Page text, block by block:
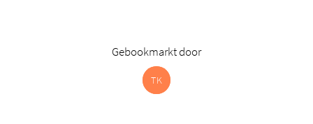
Gebookmarkt door
TK